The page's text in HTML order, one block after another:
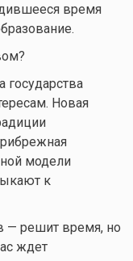
время
государства
Новая
модели
к
— решит время, но
ждет